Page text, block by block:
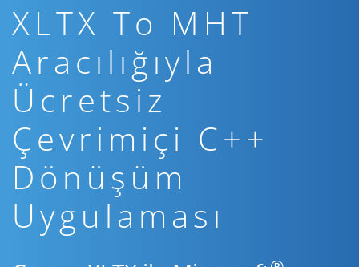
XLTX To MHT
Aracılığıyla
Ücretsiz
Çevrimiçi C++
Dönüşüm
Uygulaması